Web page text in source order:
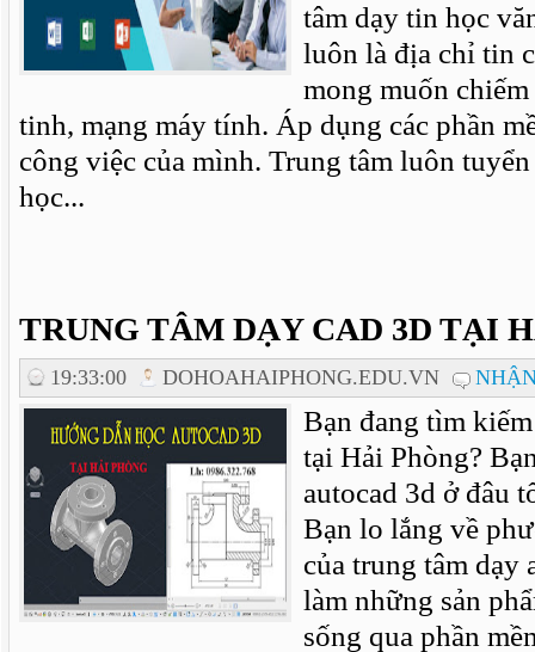
tâm dạy tin học
luôn là địa chỉ tin
mong muốn
tinh, mạng máy tính. Áp dụng các phần
công việc của mình. Trung tâm luôn
học...
TRUNG TÂM DẠY CAD 3D TẠI
19:33:00 DOHOAHAIPHONG.EDU.VN
Bạn đang tìm
tại Hải Phòng?
autocad 3d ở đâu
Bạn lo lắng về
của trung tâm dạy
làm những sản
sống qua phần